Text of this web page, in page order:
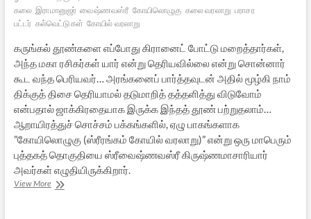
கலை இராமானுஜர் வைஷ்ணவஸ்ரீ கோயிலொழுகு கலை வரலாறு பராசர
பட்டர் கல்வெட்டுகள் கோயில் வரலாறு
கருங்கல் தூண்களை எப்போது கிரானைட் போட்டு மறைத்தார்கள்,
அந்த மகா ரசிகர்கள் யார் என்று தெரியவில்லை என்று சொன்னார்
கூட வந்த பெரியவர்… அரங்கனைப் பார்த்தவுடன் அதில் மூழ்கி நாம்
திக்குத் திசை தெரியாமல் தடுமாறித் தத்தளித்து விடுவோம்
என்பதால் ஜாக்கிரதையாக இருக்க இந்தத் தூண் பற்றுதலாம்…
ஆறாயிரத்துச் சொச்சம் பக்கங்களில், ஏழு பாகங்களாக
”கோயிலொழுகு (ஸ்ரீரங்கம் கோயில் வரலாறு)” என்று ஒரு மாபெரும்
புத்தகத் தொகுதியை ஸ்ரீவைஷ்ணவஸ்ரீ கிருஷ்ணமாசாரியார்
அவர்கள் எழுதியிருக்கிறார்.
View Moreஸ்ரீரங்கம்: